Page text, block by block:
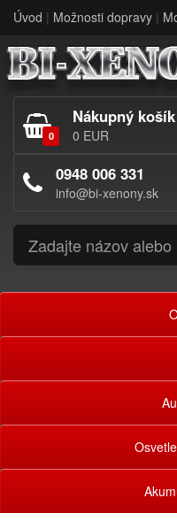
Úvod | Možnosti dopravy |
0
Nákupný košík
0 EUR
0948 006 331
info@bi-xenony.sk